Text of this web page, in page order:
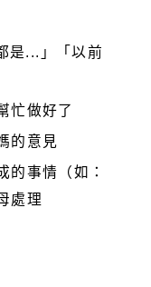
是...」「以前
忙做好了
的意見
的事情（如：
處理